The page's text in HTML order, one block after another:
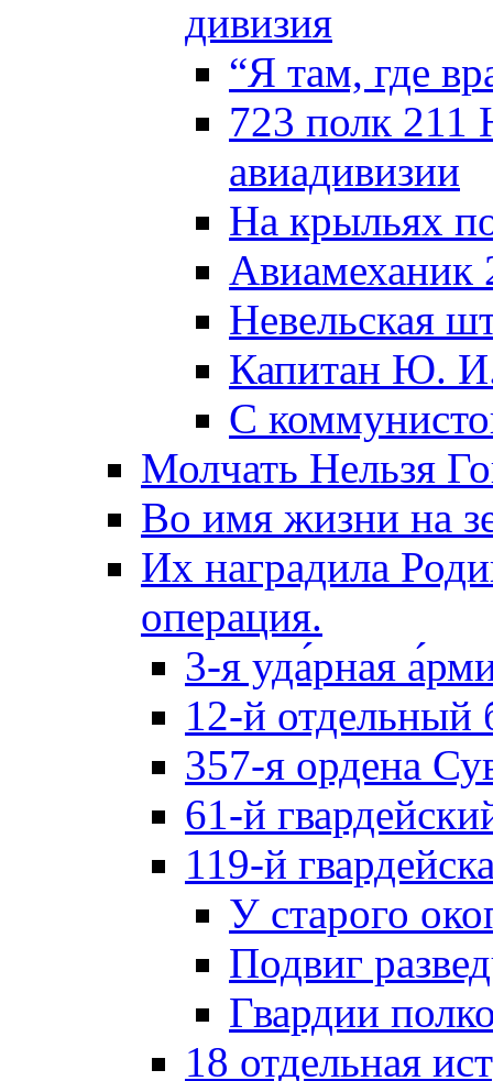
дивизия
“Я там, где
723 полк 211
авиадивизии
На крыльях
Невельская
Капитан Ю.
С
Молчать Нельзя
Во имя жизни на
Их наградила
операция.
3-я уда́рная
12-й отдельный
357-я ордена
61-й
119-й
У старого
Подвиг
Гвардии
18 отдельная